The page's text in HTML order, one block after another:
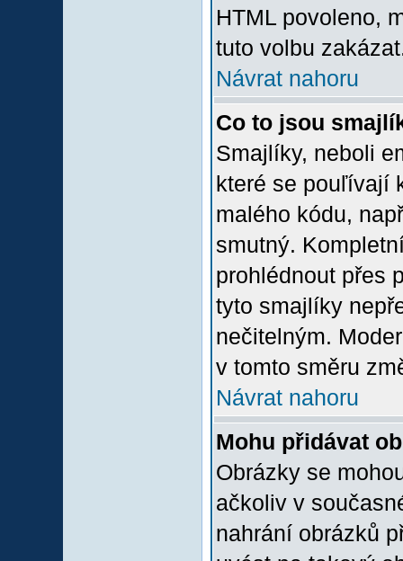
HTML povoleno,
tuto volbu
Návrat nahoru
Co to jsou
Smajlíky, neboli
které se pouľívají
malého kódu,
smutný.
prohlédnout přes
tyto smajlíky
nečitelným.
v tomto směru
Návrat nahoru
Mohu přidávat
Obrázky se
ačkoliv v
nahrání obrázků